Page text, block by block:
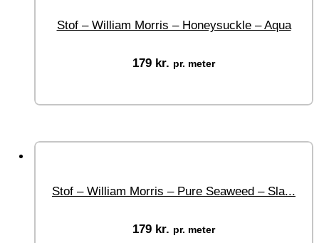
Stof – William Morris – Honeysuckle – Aqua
179 kr. pr. meter
Stof – William Morris – Pure Seaweed – Sla...
179 kr. pr. meter